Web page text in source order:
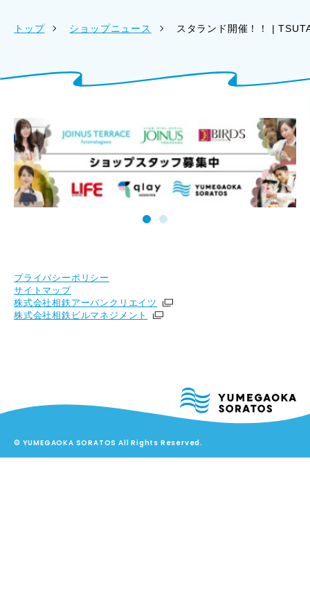
トップ ショップニュース スタランド開催！！ |
プライバシーポリシー
サイトマップ
株式会社相鉄アーバンクリエイツ
株式会社相鉄ビルマネジメント
© YUMEGAOKA SORATOS All Rights Reserved.